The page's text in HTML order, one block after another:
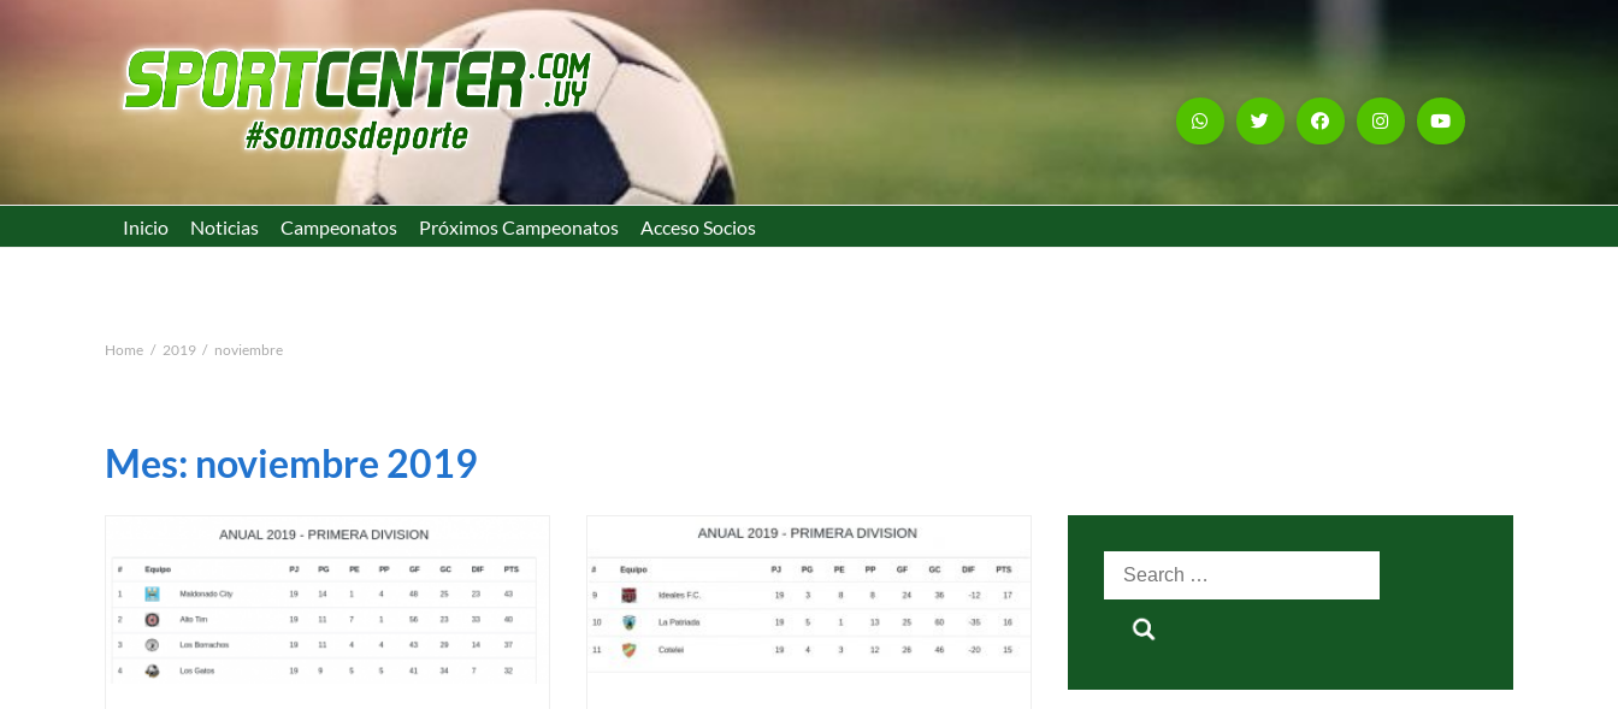
Inicio Noticias Campeonatos Próximos Campeonatos Acceso Socios
Home 2019 noviembre
Mes: noviembre 2019
Search
for: